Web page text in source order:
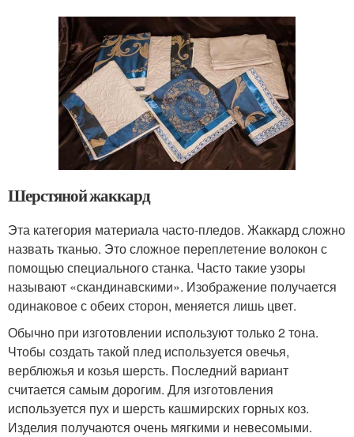
Шерстяной жаккард
Эта категория материала часто-пледов. Жаккард сложно
назвать тканью. Это сложное переплетение волокон с
помощью специального станка. Часто такие узоры
называют «скандинавскими». Изображение получается
одинаковое с обеих сторон, меняется лишь цвет.
Обычно при изготовлении используют только 2 тона.
Чтобы создать такой плед используется овечья,
верблюжья и козья шерсть. Последний вариант
считается самым дорогим. Для изготовления
используется пух и шерсть кашмирских горных коз.
Изделия получаются очень мягкими и невесомыми.